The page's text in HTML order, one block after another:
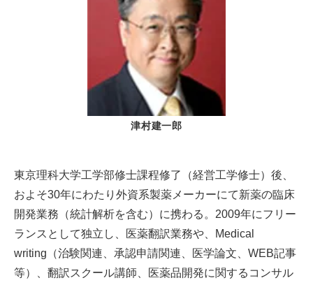
津村建一郎
東京理科大学工学部修士課程修了（経営工学修士）後、
およそ30年にわたり外資系製薬メーカーにて新薬の臨床
開発業務（統計解析を含む）に携わる。2009年にフリー
ランスとして独立し、医薬翻訳業務や、Medical
writing（治験関連、承認申請関連、医学論文、WEB記事
等）、翻訳スクール講師、医薬品開発に関するコンサル